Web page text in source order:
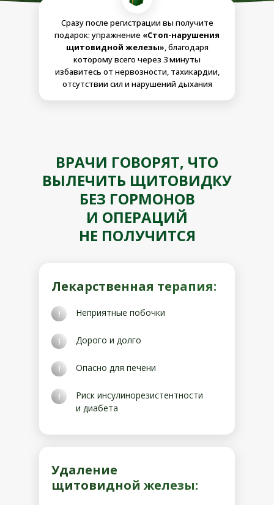
Сразу после регистрации вы получите
подарок: упражнение «Стоп-нарушения
щитовидной железы», благодаря
которому всего через 3 минуты
избавитесь от нервозности, тахикардии,
отсутствии сил и нарушений дыхания
ВРАЧИ ГОВОРЯТ, ЧТО
ВЫЛЕЧИТЬ ЩИТОВИДКУ
БЕЗ ГОРМОНОВ
И ОПЕРАЦИЙ
НЕ ПОЛУЧИТСЯ
Лекарственная терапия:
Дорого и долго
Опасно для печени
Риск инсулинорезистентности
и диабета
Удаление
щитовидной железы:
Неприятные побочки
!
!
!
!